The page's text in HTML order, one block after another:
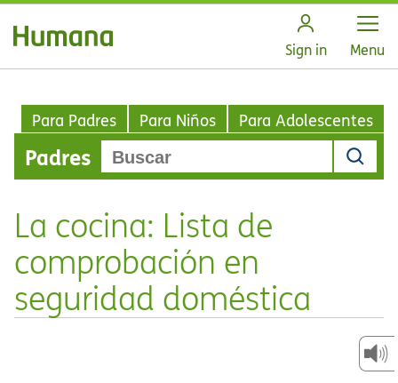
Sign in Open
Menu
Para Padres Para Niños Para Adolescentes
Padres
La cocina: Lista de
comprobación en
seguridad doméstica